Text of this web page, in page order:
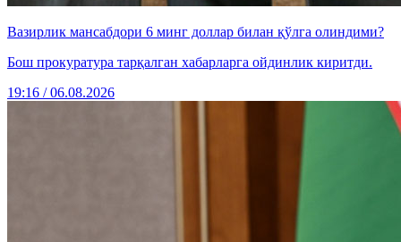
Вазирлик мансабдори 6 минг доллар билан қўлга олиндими?
Бош прокуратура тарқалган хабарларга ойдинлик киритди.
19:16 / 06.08.2026